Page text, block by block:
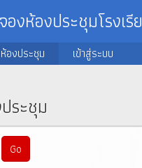
องห้องประชุมโรงเ
องประชุม
เข้าสู่ระบบ
ระชุม
Go